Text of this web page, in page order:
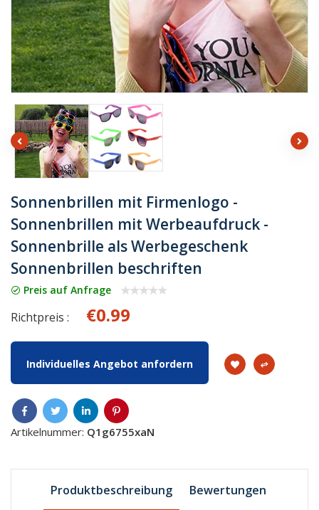
Sonnenbrillen mit Firmenlogo -
Sonnenbrillen mit Werbeaufdruck -
Sonnenbrille als Werbegeschenk
Sonnenbrillen beschriften
Preis auf Anfrage
Richtpreis : €0.99
Individuelles Angebot anfordern
Artikelnummer: Q1g6755xaN
Produktbeschreibung Bewertungen